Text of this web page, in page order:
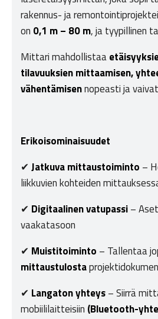
rakennus- ja
on 0,1 m – 80 m, ja tyypillinen
Mittari mahdollistaa
tilavuuksien mittaamisen,
vähentämisennopeasti ja
Erikoisominaisuudet
✔Jatkuva mittaustoiminto –
liikkuvien kohteiden
✔ Digitaalinen vatupassi–
vaakatasoon
✔ Muistitoiminto – Tallentaa
mittaustulosta
✔ Langaton yhteys– Siirrä
mobiililaitteisiin (Bluetooth-